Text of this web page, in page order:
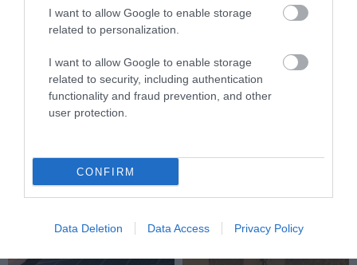
I want to allow Google to enable storage
related to personalization.
I want to allow Google to enable storage
related to security, including authentication
functionality and fraud prevention, and other
user protection.
CONFIRM
Data Deletion Data Access Privacy Policy
LEKÓKAD? LEHET, HOGY A
BALKON LEVEGŐJE SZÍVJA KI
A VIZET A NÖVÉNYBŐL
VÁLJON AZ OTTHONOD
2026-08-03